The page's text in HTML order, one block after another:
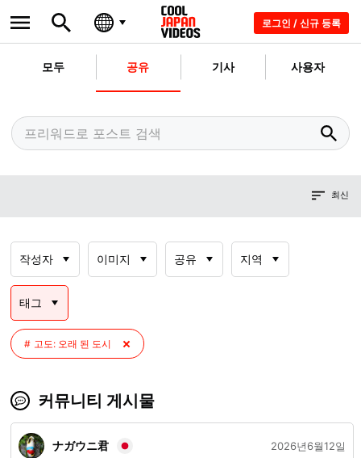
로그인 / 신규 등록
모두 공유 기사 사용자
최신
작성자 이미지 공유 지역
태그
고도: 오래 된 도시
커뮤니티 게시물
ナガウニ君 2026년6월12일